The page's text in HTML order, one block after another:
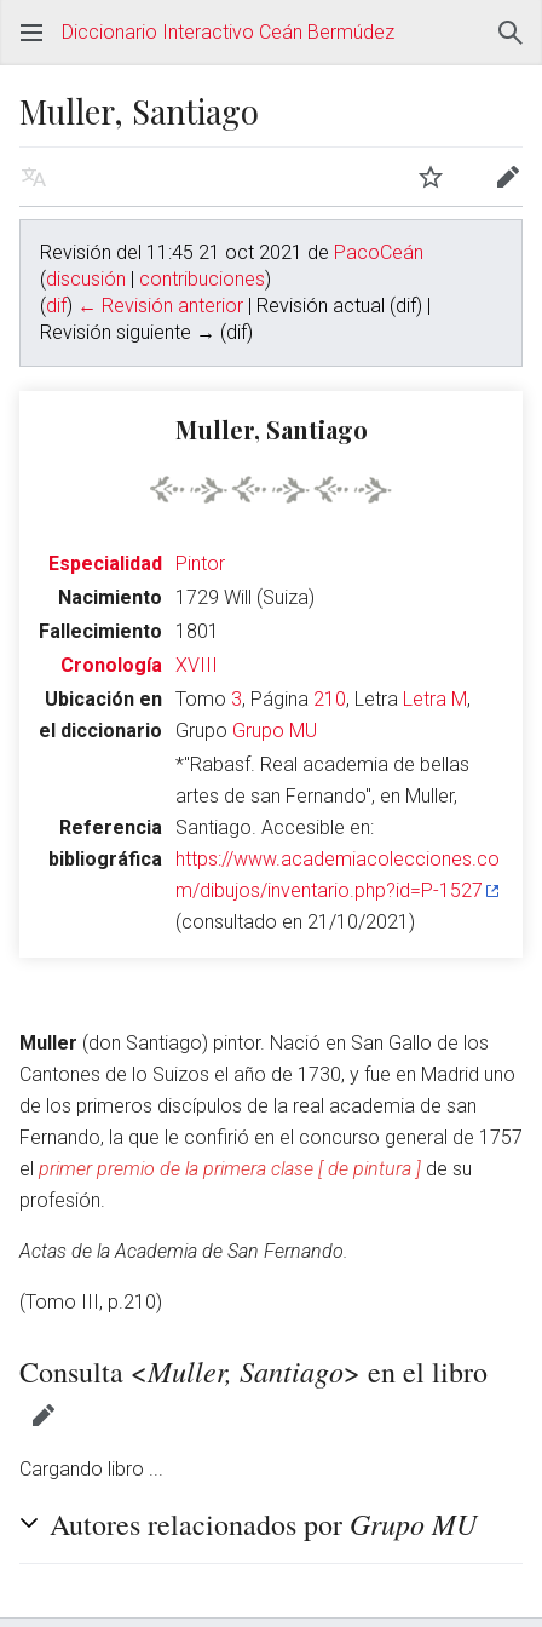
Diccionario Interactivo Ceán Bermúdez
Muller, Santiago
Vigilar
Revisión del 11:45 21 oct 2021 de PacoCeán
(discusión | contribuciones)
(dif) ← Revisión anterior | Revisión actual (dif) |
Revisión siguiente → (dif)
Muller, Santiago
Especialidad
Pintor
Nacimiento
1729 Will (Suiza)
Fallecimiento
1801
Cronología XVIII
Ubicación en
el diccionario
Tomo 3, Página 210, Letra Letra M,
Grupo Grupo MU
Referencia
bibliográfica
*"Rabasf. Real academia de bellas
artes de san Fernando", en Muller,
Santiago. Accesible en:
https://www.academiacolecciones.co
m/dibujos/inventario.php?id=P-1527
(consultado en 21/10/2021)
Muller (don Santiago) pintor. Nació en San Gallo de los
Cantones de lo Suizos el año de 1730, y fue en Madrid uno
de los primeros discípulos de la real academia de san
Fernando, la que le confirió en el concurso general de 1757
el primer premio de la primera clase [ de pintura ] de su
profesión.
Actas de la Academia de San Fernando.
(Tomo III, p.210)
Consulta <Muller, Santiago> en el libro
Cargando libro ...
Autores relacionados por Grupo MU